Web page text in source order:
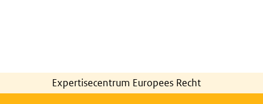
Expertisecentrum Europees Recht